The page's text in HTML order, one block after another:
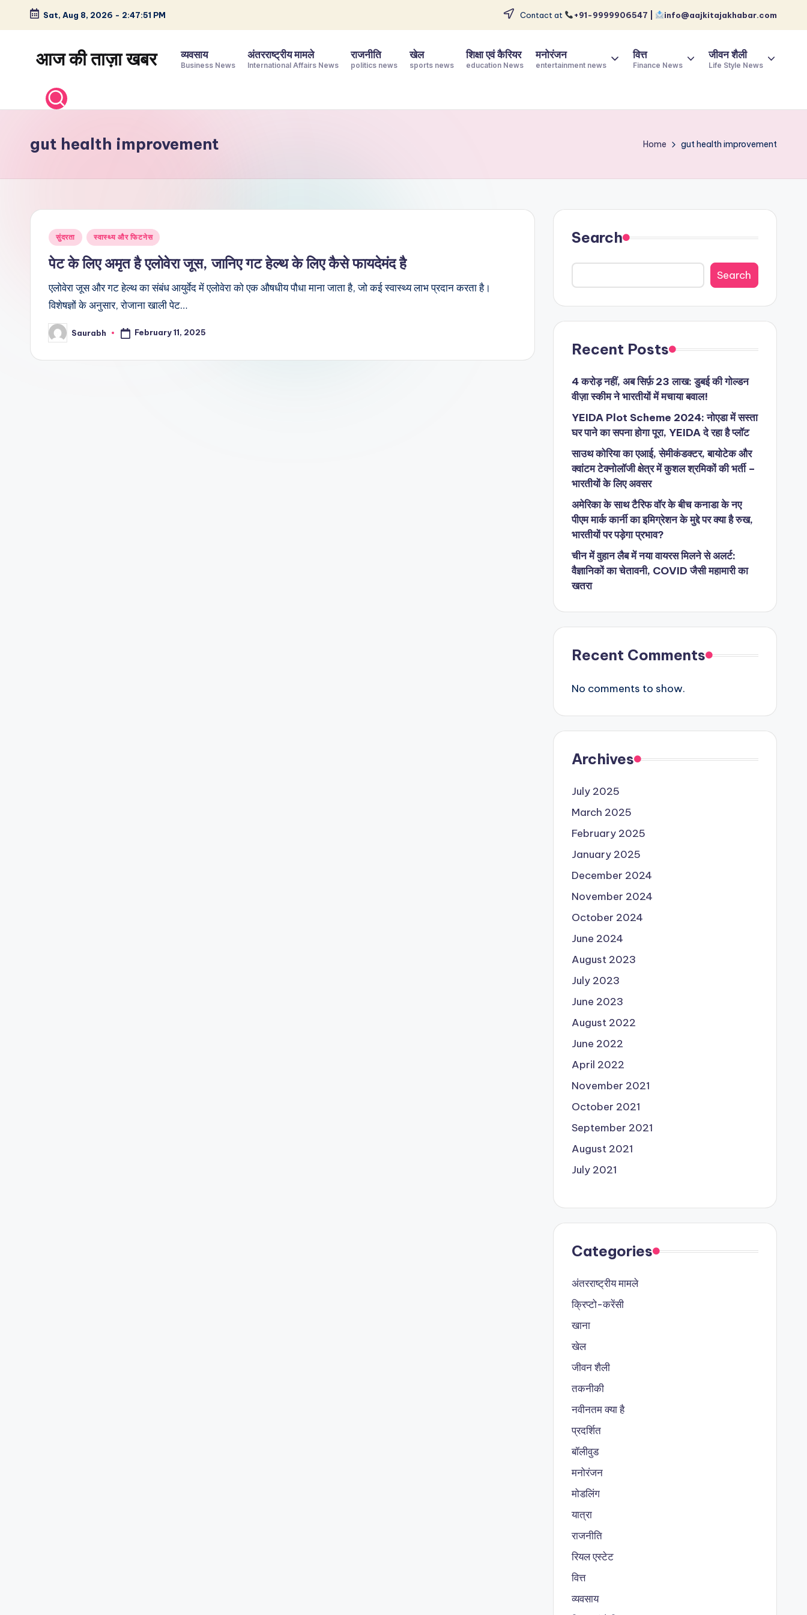
Skip
content
Sat, Aug 8, 2026 - 2:47:52 PM Contact at +91-9999906547 | info@aajkitajakhabar.com
आज की ताज़ा खबर
समाचार
–
और
विश्व
व्यवसाय
Business News
अंतरराष्ट्रीय मामले
International Affairs News
राजनीति
politics news
खेल
sports news
शिक्षा एवं कैरियर
education News
मनोरंजन
entertainment news
वित्त
Finance News
जीवन शैली
Life Style News
gut health improvement Home gut health improvement
Posted
in
सुंदरता स्वास्थ्य और फिटनेस
पेट के लिए अमृत है एलोवेरा जूस, जानिए गट हेल्थ के लिए कैसे फायदेमंद है
एलोवेरा जूस और गट हेल्थ का संबंध आयुर्वेद में एलोवेरा को एक औषधीय पौधा माना जाता है, जो कई स्वास्थ्य लाभ प्रदान करता है।
विशेषज्ञों के अनुसार, रोजाना खाली पेट…
Posted
by
Saurabh February 11, 2025
Search
Search
Recent Posts
4 करोड़ नहीं, अब सिर्फ़ 23 लाख: डुबई की गोल्डन
वीज़ा स्कीम ने भारतीयों में मचाया बवाल!
YEIDA Plot Scheme 2024: नोएडा में सस्ता
घर पाने का सपना होगा पूरा, YEIDA दे रहा है प्लॉट
साउथ कोरिया का एआई, सेमीकंडक्टर, बायोटेक और
क्वांटम टेक्नोलॉजी क्षेत्र में कुशल श्रमिकों की भर्ती –
भारतीयों के लिए अवसर
अमेरिका के साथ टैरिफ वॉर के बीच कनाडा के नए
पीएम मार्क कार्नी का इमिग्रेशन के मुद्दे पर क्या है रुख,
भारतीयों पर पड़ेगा प्रभाव?
चीन में वुहान लैब में नया वायरस मिलने से अलर्ट:
वैज्ञानिकों का चेतावनी, COVID जैसी महामारी का
खतरा
Recent Comments
No comments to show.
Archives
July 2025
March 2025
February 2025
January 2025
December 2024
November 2024
October 2024
June 2024
August 2023
July 2023
June 2023
August 2022
June 2022
April 2022
November 2021
October 2021
September 2021
August 2021
July 2021
Categories
अंतरराष्ट्रीय मामले
क्रिप्टो-करेंसी
खाना
खेल
जीवन शैली
तकनीकी
नवीनतम क्या है
प्रदर्शित
बॉलीवुड
मनोरंजन
मोडलिंग
यात्रा
राजनीति
रियल एस्टेट
वित्त
व्यवसाय